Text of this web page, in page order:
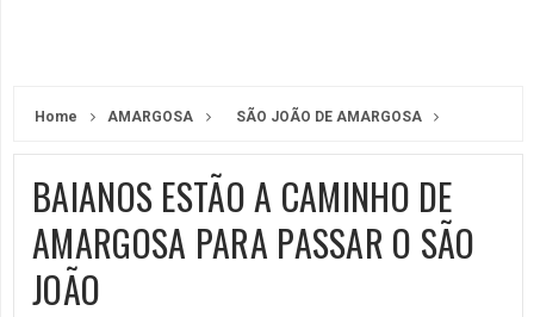
Home AMARGOSA SÃO JOÃO DE AMARGOSA
BAIANOS ESTÃO A CAMINHO DE
AMARGOSA PARA PASSAR O SÃO
JOÃO